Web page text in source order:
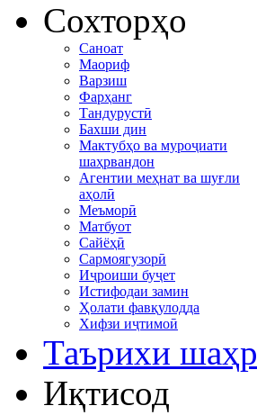
Сохторҳо
Саноат
Маориф
Варзиш
Фарҳанг
Тандурустӣ
Бахши дин
Мактубҳо ва муроҷиати
шаҳрвандон
Агентии меҳнат ва шуғли
аҳолӣ
Меъморӣ
Матбуот
Сайёҳӣ
Сармоягузорӣ
Иҷроиши буҷет
Истифодаи замин
Ҳолати фавқулодда
Хифзи иҷтимоӣ
Таърихи шаҳр
Иқтисод